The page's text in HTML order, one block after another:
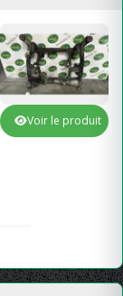
Voir le produit